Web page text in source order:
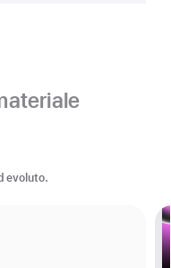
evoluto.